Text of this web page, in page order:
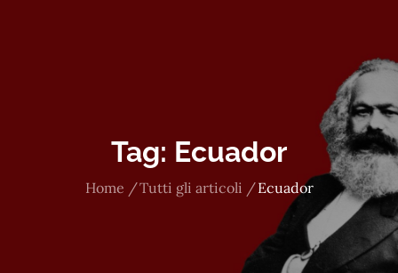
Tag: Ecuador
Home Tutti gli articoli Ecuador